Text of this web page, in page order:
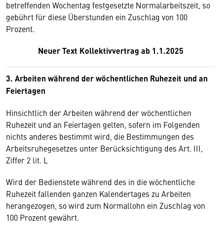
betreffenden Wochentag festgesetzte Normalarbeitszeit, so
gebührt für diese Überstunden ein Zuschlag von 100
Prozent.
Neuer Text Kollektivvertrag ab 1.1.2025
3. Arbeiten während der wöchentlichen Ruhezeit und an
Feiertagen
Hinsichtlich der Arbeiten während der wöchentlichen
Ruhezeit und an Feiertagen gelten, sofern im Folgenden
nichts anderes bestimmt wird, die Bestimmungen des
Arbeitsruhegesetzes unter Berücksichtigung des Art. III,
Ziffer 2 lit. L
Wird der Bedienstete während des in die wöchentliche
Ruhezeit fallenden ganzen Kalendertages zu Arbeiten
herangezogen, so wird zum Normallohn ein Zuschlag von
100 Prozent gewährt.